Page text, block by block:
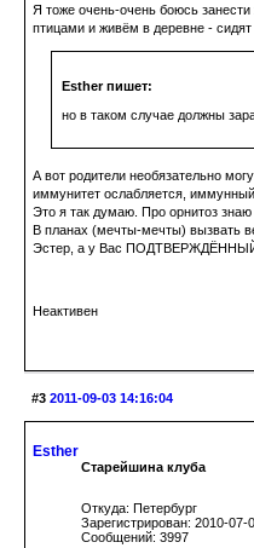
Я тоже очень-очень боюсь
птицами и живём в деревне - сидят
Esther пишет:
но в таком случае должны
А вот родители необязательно
иммунитет ослабляется,
Это я так думаю. Про орнитоз
В планах (мечты-мечты) вызвать
Эстер, а у Вас ПОДТВЕРЖДЁННЫЙ
Неактивен
#3 2011-09-03 14:16:04
Esther
Старейшина клуба
Откуда: Петербург
Зарегистрирован: 2010-07-
Сообщений: 3997